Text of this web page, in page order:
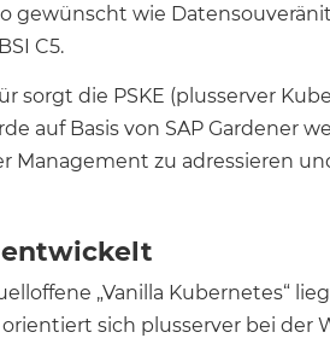
gewünscht wie
C5.
sorgt die PSKE (plusserver
auf Basis von SAP Gardener
Management zu adressieren
entwickelt
„Vanilla Kubernetes“
sich plusserver bei